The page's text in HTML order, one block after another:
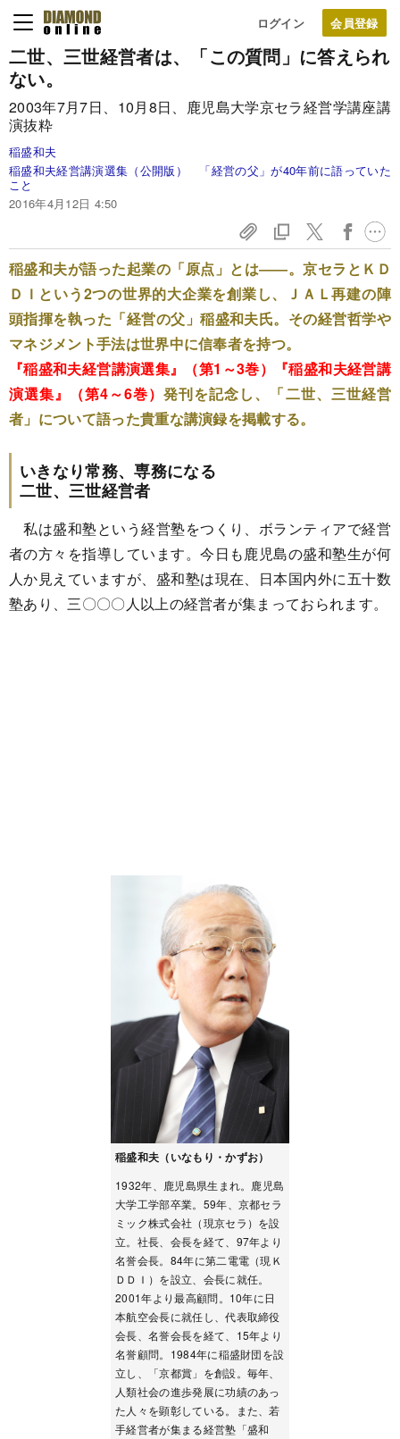
ログイン
二世、三世経営者は、
「この質問」に答えられ
ない。
2003年7月7日、10月8日、鹿児島大学京セラ経営学講座講
演抜粋
稲盛和夫
稲盛和夫経営講演選集（公開版） 「経営の父」が40年前に語っていた
こと
2016年4月12日 4:50
稲盛和夫が語った起業の「原点」とは――。京セラとＫＤ
ＤＩという2つの世界的大企業を創業し、ＪＡＬ再建の陣
頭指揮を執った「経営の父」稲盛和夫氏。その経営哲学や
マネジメント手法は世界中に信奉者を持つ。
『稲盛和夫経営講演選集』（第1～3巻）
『稲盛和夫経営講
演選集』（第4～6巻）発刊を記念し、「二世、三世経営
者」について語った貴重な講演録を掲載する。
いきなり常務、専務になる
二世、三世経営者
私は盛和塾という経営塾をつくり、ボランティアで経営
者の方々を指導しています。今日も鹿児島の盛和塾生が何
人か見えていますが、盛和塾は現在、日本国内外に五十数
塾あり、三〇〇〇人以上の経営者が集まっておられます。
稲盛和夫（いなもり・かずお）
1932年、鹿児島県生まれ。鹿児島
大学工学部卒業。59年、京都セラ
ミック株式会社（現京セラ）を設
立。社長、会長を経て、97年より
名誉会長。84年に第二電電（現Ｋ
ＤＤＩ）を設立、会長に就任。
2001年より最高顧問。10年に日
本航空会長に就任し、代表取締役
会長、名誉会長を経て、15年より
名誉顧問。1984年に稲盛財団を設
立し、「京都賞」を創設。毎年、
人類社会の進歩発展に功績のあっ
た人々を顕彰している。また、若
手経営者が集まる経営塾「盛和